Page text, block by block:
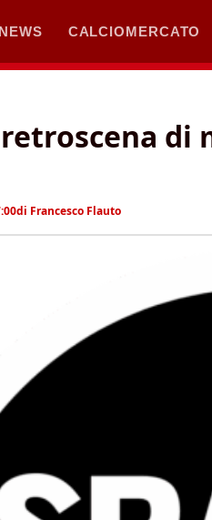
NEWS CALCIOMERCATO
di
di Francesco Flauto